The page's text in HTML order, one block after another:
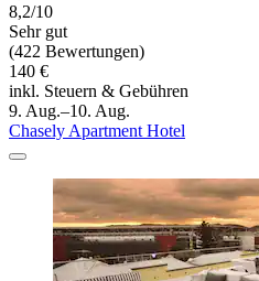
8,2/10
Sehr gut
(422 Bewertungen)
140 €
inkl. Steuern & Gebühren
9. Aug.–10. Aug.
Chasely Apartment Hotel